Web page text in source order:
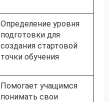
Определение уровня
подготовки для
создания стартовой
точки обучения
Помогает учащимся
понимать свои